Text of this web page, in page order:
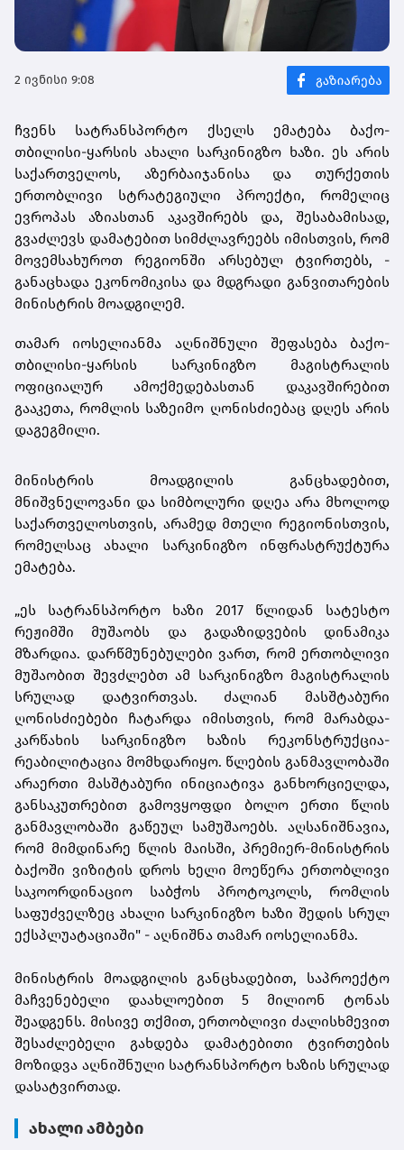
2 ივნისი 9:08
ჩვენს სატრანსპორტო ქსელს ემატება ბაქო-
თბილისი-ყარსის ახალი სარკინიგზო ხაზი. ეს არის
საქართველოს, აზერბაიჯანისა და თურქეთის
ერთობლივი სტრატეგიული პროექტი, რომელიც
ევროპას აზიასთან აკავშირებს და, შესაბამისად,
გვაძლევს დამატებით სიმძლავრეებს იმისთვის, რომ
მოვემსახუროთ რეგიონში არსებულ ტვირთებს, -
განაცხადა ეკონომიკისა და მდგრადი განვითარების
მინისტრის მოადგილემ.
თამარ იოსელიანმა აღნიშნული შეფასება ბაქო-
თბილისი-ყარსის სარკინიგზო მაგისტრალის
ოფიციალურ
ამოქმედებასთან
დაკავშირებით
გააკეთა, რომლის საზეიმო ღონისძიებაც დღეს არის
დაგეგმილი.
მინისტრის მოადგილის განცხადებით,
მნიშვნელოვანი და სიმბოლური დღეა არა მხოლოდ
საქართველოსთვის, არამედ მთელი რეგიონისთვის,
რომელსაც ახალი სარკინიგზო ინფრასტრუქტურა
ემატება.
„ეს სატრანსპორტო ხაზი 2017 წლიდან სატესტო
რეჟიმში მუშაობს და გადაზიდვების დინამიკა
მზარდია. დარწმუნებულები ვართ, რომ ერთობლივი
მუშაობით შევძლებთ ამ სარკინიგზო მაგისტრალის
სრულად დატვირთვას. ძალიან მასშტაბური
ღონისძიებები ჩატარდა იმისთვის, რომ მარაბდა-
კარწახის სარკინიგზო ხაზის რეკონსტრუქცია-
რეაბილიტაცია მომხდარიყო. წლების განმავლობაში
არაერთი მასშტაბური ინიციატივა განხორციელდა,
განსაკუთრებით გამოვყოფდი ბოლო ერთი წლის
განმავლობაში გაწეულ სამუშაოებს. აღსანიშნავია,
რომ მიმდინარე წლის მაისში, პრემიერ-მინისტრის
ბაქოში ვიზიტის დროს ხელი მოეწერა ერთობლივი
საკოორდინაციო საბჭოს პროტოკოლს, რომლის
საფუძველზეც ახალი სარკინიგზო ხაზი შედის სრულ
ექსპლუატაციაში" - აღნიშნა თამარ იოსელიანმა.
მინისტრის მოადგილის განცხადებით, საპროექტო
მაჩვენებელი დაახლოებით 5 მილიონ ტონას
შეადგენს. მისივე თქმით, ერთობლივი ძალისხმევით
შესაძლებელი გახდება დამატებითი ტვირთების
მოზიდვა აღნიშნული სატრანსპორტო ხაზის სრულად
დასატვირთად.
ახალი ამბები